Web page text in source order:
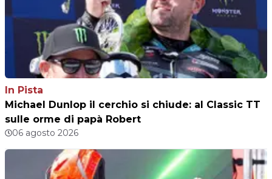
In Pista
Michael Dunlop il cerchio si chiude: al Classic TT
sulle orme di papà Robert
06 agosto 2026